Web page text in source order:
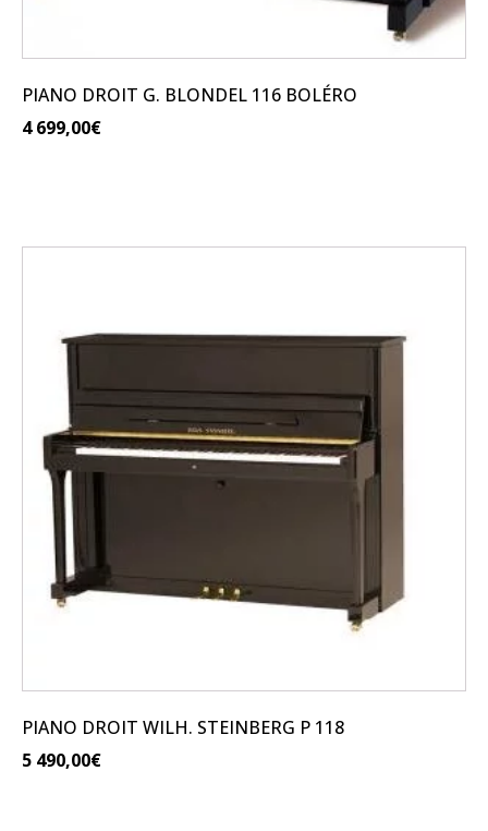
PIANO DROIT G. BLONDEL 116 BOLÉRO
4 699,00€
PIANO DROIT WILH. STEINBERG P 118
5 490,00€